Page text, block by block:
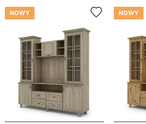
NOWY NOWY